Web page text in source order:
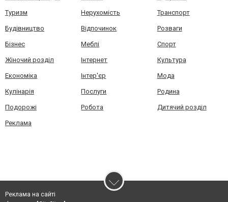
Туризм Нерухомість Транспорт
Будівництво Відпочинок Розваги
Бізнес Меблі Спорт
Жіночий розділ Інтернет Культура
Економіка Інтер'єр Мода
Кулінарія Послуги Родина
Подорожі Робота Дитячий розділ
Реклама
Реклама на сайті